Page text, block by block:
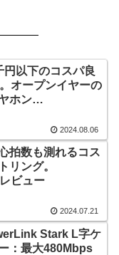
円以下のコスパ良
オープンイヤーの
ホン
2024.08.06
拍数も測れるコス
リング。
ビュー
2024.07.21
Stark L字ケ
：最大480Mbps